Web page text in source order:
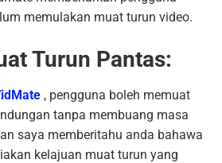
memulakan muat turun video.
Turun Pantas:
, pengguna boleh memuat
tanpa membuang masa
saya memberitahu anda bahawa
kelajuan muat turun yang